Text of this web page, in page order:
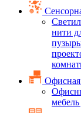
нити
Офисная